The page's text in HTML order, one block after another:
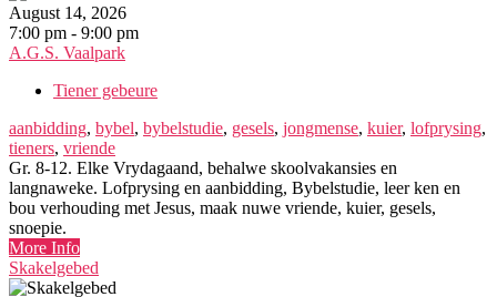
August 14, 2026
7:00 pm - 9:00 pm
A.G.S. Vaalpark
Tiener gebeure
aanbidding, bybel, bybelstudie, gesels, jongmense, kuier, lofprysing,
tieners, vriende
Gr. 8-12. Elke Vrydagaand, behalwe skoolvakansies en
langnaweke. Lofprysing en aanbidding, Bybelstudie, leer ken en
bou verhouding met Jesus, maak nuwe vriende, kuier, gesels,
snoepie.
More Info
Skakelgebed